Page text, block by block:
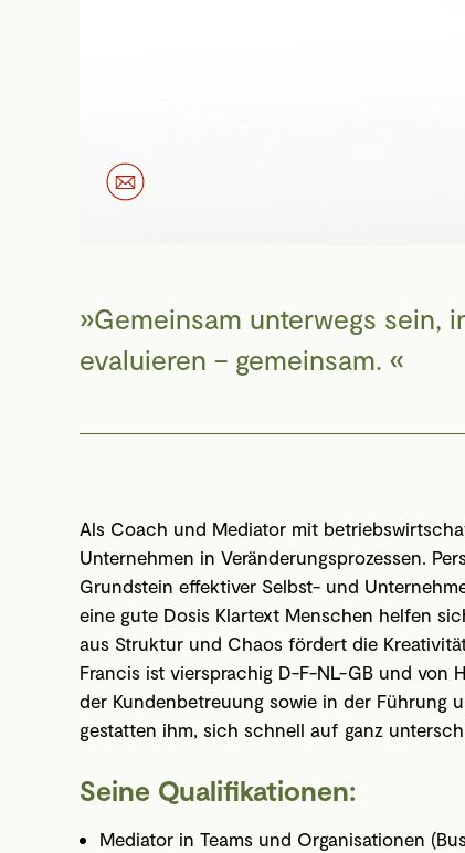
Gemeinsam unterwegs sein,
evaluieren – gemeinsam.
Als Coach und Mediator mit
Unternehmen in Veränderungsprozessen.
Grundstein effektiver Selbst- und
eine gute Dosis Klartext Menschen helfen
aus Struktur und Chaos fördert die
Francis ist viersprachig D-F-NL-GB und von
der Kundenbetreuung sowie in der Führung
gestatten ihm, sich schnell auf ganz
Seine Qualifikationen:
Mediator in Teams und Organisationen